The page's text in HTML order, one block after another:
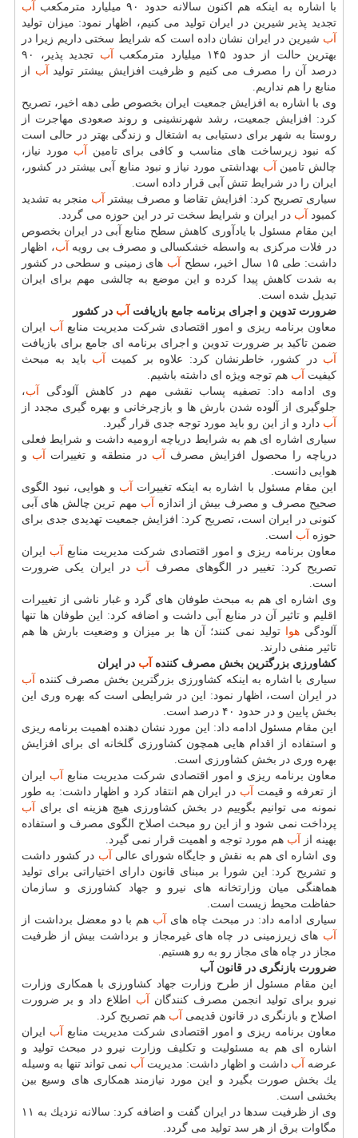
با اشاره به اینكه هم اكنون سالانه حدود ۹۰ میلیارد مترمكعب
آب
تجدید پذیر شیرین در ایران تولید می كنیم، اظهار نمود: میزان تولید
آب شیرین در ایران نشان داده است كه شرایط سختی داریم زیرا در
بهترین حالت از حدود ۱۴۵ میلیارد مترمكعب
آب
تجدید پذیر، ۹۰
درصد آن را مصرف می كنیم و ظرفیت افزایش بیشتر تولید
آب از
منابع را هم نداریم.
وی با اشاره به افزایش جمعیت ایران بخصوص طی دهه اخیر، تصریح
كرد: افزایش جمعیت، رشد شهرنشینی و روند صعودی مهاجرت از
روستا به شهر برای دستیابی به اشتغال و زندگی بهتر در حالی است
كه نبود زیرساخت های مناسب و كافی برای تامین
آب مورد نیاز،
چالش تامین
آب بهداشتی مورد نیاز و نبود منابع آبی بیشتر در كشور،
ایران را در شرایط تنش آبی قرار داده است.
سیاری تصریح كرد: افزایش تقاضا و مصرف بیشتر
آب منجر به تشدید
كمبود آب در ایران و شرایط سخت تر در این حوزه می گردد.
این مقام مسئول با یادآوری كاهش سطح منابع آبی در ایران بخصوص
در فلات مركزی به واسطه خشكسالی و مصرف بی رویه
آب، اظهار
داشت: طی ۱۵ سال اخیر، سطح
آب های زمینی و سطحی در كشور
به شدت كاهش پیدا كرده و این موضع به چالشی مهم برای ایران
تبدیل شده است.
ضرورت تدوین و اجرای برنامه جامع بازیافت آب در كشور
معاون برنامه ریزی و امور اقتصادی شركت مدیریت منابع
آب ایران
ضمن تاكید بر ضرورت تدوین و اجرای برنامه ای جامع برای بازیافت
آب در كشور، خاطرنشان كرد: علاوه بر كمیت آب باید به مبحث
كیفیت
آب هم توجه ویژه ای داشته باشیم.
وی ادامه داد: تصفیه پساب نقشی مهم در كاهش آلودگی
آب،
جلوگیری از آلوده شدن بارش ها و بازچرخانی و بهره گیری مجدد از
آب دارد و از این رو باید مورد توجه جدی قرار گیرد.
سیاری اشاره ای هم به شرایط دریاچه ارومیه داشت و شرایط فعلی
دریاچه را محصول افزایش مصرف
آب در منطقه و تغییرات آب و
هوایی دانست.
این مقام مسئول با اشاره به اینكه تغییرات
آب و هوایی، نبود الگوی
صحیح مصرف و مصرف بیش از اندازه
آب مهم ترین چالش های آبی
كنونی در ایران است، تصریح كرد: افزایش جمعیت تهدیدی جدی برای
حوزه
آب است.
معاون برنامه ریزی و امور اقتصادی شركت مدیریت منابع
آب ایران
تصریح كرد: تغییر در الگوهای مصرف
آب در ایران یكی ضرورت
است.
وی اشاره ای هم به مبحث طوفان های گرد و غبار ناشی از تغییرات
اقلیم و تاثیر آن در منابع آبی داشت و اضافه كرد: این طوفان ها تنها
آلودگیهوا
تولید نمی كنند؛ آن ها بر میزان و وضعیت بارش ها هم
تاثیر منفی دارند.
كشاورزی بزرگترین بخش مصرف كننده آب در ایران
سیاری با اشاره به اینكه كشاورزی بزرگترین بخش مصرف كننده
آب
در ایران است، اظهار نمود: این در شرایطی است كه بهره وری این
بخش پایین و در حدود ۴۰ درصد است.
این مقام مسئول ادامه داد: این مورد نشان دهنده اهمیت برنامه ریزی
و استفاده از اقدام هایی همچون كشاورزی گلخانه ای برای افزایش
بهره وری در بخش كشاورزی است.
معاون برنامه ریزی و امور اقتصادی شركت مدیریت منابع
آب ایران
از تعرفه و قیمت
آب در ایران هم انتقاد كرد و اظهار داشت: به طور
نمونه می توانیم بگوییم در بخش كشاورزی هیچ هزینه ای برای
آب
پرداخت نمی شود و از این رو مبحث اصلاح الگوی مصرف و استفاده
بهینه از
آب هم مورد توجه و اهمیت قرار نمی گیرد.
وی اشاره ای هم به نقش و جایگاه شورای عالی
آب در كشور داشت
و تشریح كرد: این شورا بر مبنای قانون دارای اختیاراتی برای تولید
هماهنگی میان وزارتخانه های نیرو و جهاد كشاورزی و سازمان
حفاظت محیط زیست است.
سیاری ادامه داد: در مبحث چاه های
آب هم با دو معضل برداشت از
آب های زیرزمینی در چاه های غیرمجاز و برداشت بیش از ظرفیت
مجاز در چاه های مجاز رو به رو هستیم.
ضرورت بازنگری در قانون آب
این مقام مسئول از طرح وزارت جهاد كشاورزی با همكاری وزارت
نیرو برای تولید انجمن مصرف كنندگان
آب اطلاع داد و بر ضرورت
اصلاح و بازنگری در قانون قدیمی
آب هم تصریح كرد.
معاون برنامه ریزی و امور اقتصادی شركت مدیریت منابع
آب ایران
اشاره ای هم به مسئولیت و تكلیف وزارت نیرو در مبحث تولید و
عرضه
آب داشت و اظهار داشت: مدیریت آب نمی تواند تنها به وسیله
یك بخش صورت بگیرد و این مورد نیازمند همكاری های وسیع بین
بخشی است.
وی از ظرفیت سدها در ایران گفت و اضافه كرد: سالانه نزدیك به ۱۱
مگاوات برق از هر سد تولید می گردد.